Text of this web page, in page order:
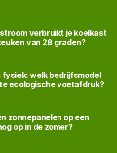
verbruikt je koelkast
van 28 graden?
fysiek: welk bedrijfsmodel
ecologische voetafdruk?
zonnepanelen op een
op in de zomer?